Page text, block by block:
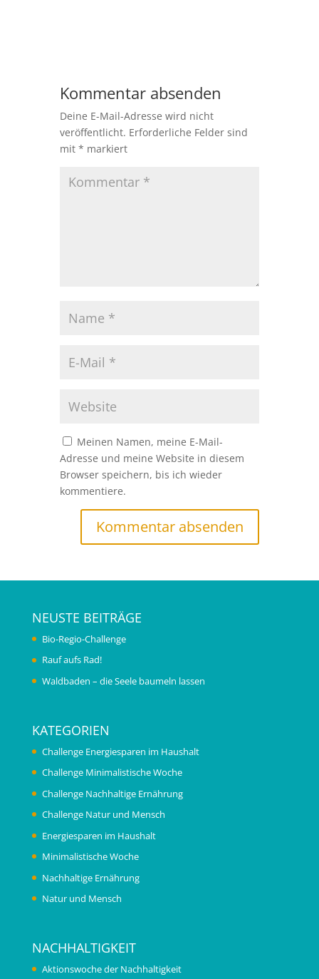
Kommentar absenden
Deine E-Mail-Adresse wird nicht
veröffentlicht. Erforderliche Felder sind
mit * markiert
Meinen Namen, meine E-Mail-
Adresse und meine Website in diesem
Browser speichern, bis ich wieder
kommentiere.
NEUSTE BEITRÄGE
Bio-Regio-Challenge
Rauf aufs Rad!
Waldbaden – die Seele baumeln lassen
KATEGORIEN
Challenge Energiesparen im Haushalt
Challenge Minimalistische Woche
Challenge Nachhaltige Ernährung
Challenge Natur und Mensch
Energiesparen im Haushalt
Minimalistische Woche
Nachhaltige Ernährung
Natur und Mensch
NACHHALTIGKEIT
Aktionswoche der Nachhaltigkeit